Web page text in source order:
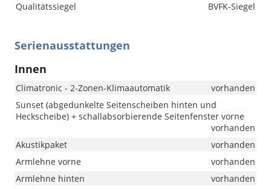
Qualitätssiegel
BVFK-Siegel
Serienausstattungen
Innen
Climatronic - 2-Zonen-Klimaautomatik
vorhanden
Sunset (abgedunkelte Seitenscheiben hinten und
Heckscheibe) + schallabsorbierende Seitenfenster vorne
vorhanden
Akustikpaket
vorhanden
Armlehne vorne
vorhanden
Armlehne hinten
vorhanden